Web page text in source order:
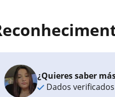
¿Quieres saber
Dados verificados